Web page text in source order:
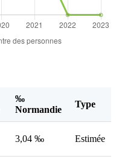
‰
Normandie
Type
3,04 ‰ Estimée